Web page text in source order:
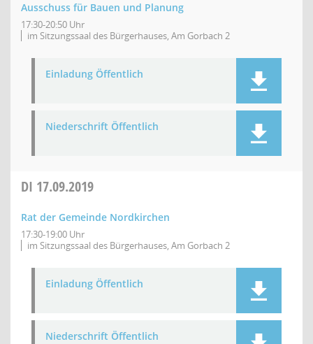
Ausschuss für Bauen und Planung
17:30-20:50 Uhr
im Sitzungssaal des Bürgerhauses, Am Gorbach 2
Einladung Öffentlich
Niederschrift Öffentlich
DI 17.09.2019
Rat der Gemeinde Nordkirchen
17:30-19:00 Uhr
im Sitzungssaal des Bürgerhauses, Am Gorbach 2
Einladung Öffentlich
Niederschrift Öffentlich